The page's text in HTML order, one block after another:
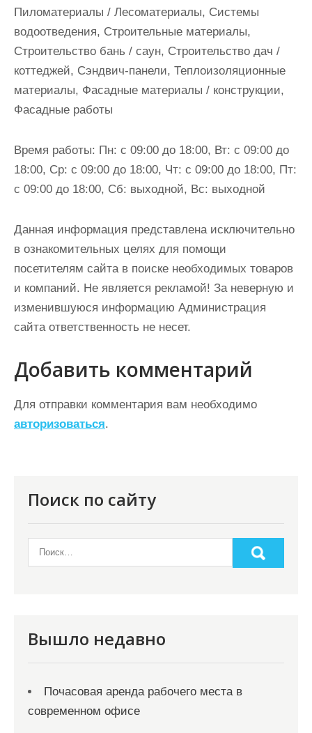
Пиломатериалы / Лесоматериалы, Системы
водоотведения, Строительные материалы,
Строительство бань / саун, Строительство дач /
коттеджей, Сэндвич-панели, Теплоизоляционные
материалы, Фасадные материалы / конструкции,
Фасадные работы
Время работы: Пн: с 09:00 до 18:00, Вт: с 09:00 до
18:00, Ср: с 09:00 до 18:00, Чт: с 09:00 до 18:00, Пт:
с 09:00 до 18:00, Сб: выходной, Вс: выходной
Данная информация представлена исключительно
в ознакомительных целях для помощи
посетителям сайта в поиске необходимых товаров
и компаний. Не является рекламой! За неверную и
изменившуюся информацию Администрация
сайта ответственность не несет.
Добавить комментарий
Для отправки комментария вам необходимо
авторизоваться.
Поиск по сайту
Вышло недавно
Почасовая аренда рабочего места в
современном офисе